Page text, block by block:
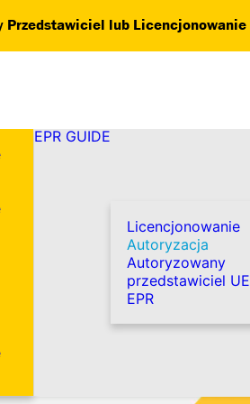
Przedstawiciel lub Licencjonowanie
EPR GUIDE
Licencjonowanie
Autoryzacja
Autoryzowany
przedstawiciel UE
EPR